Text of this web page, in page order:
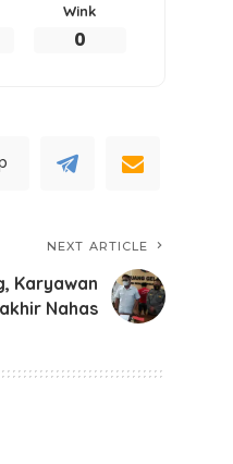
Wink
0
NEXT ARTICLE
Karyawan
Nahas